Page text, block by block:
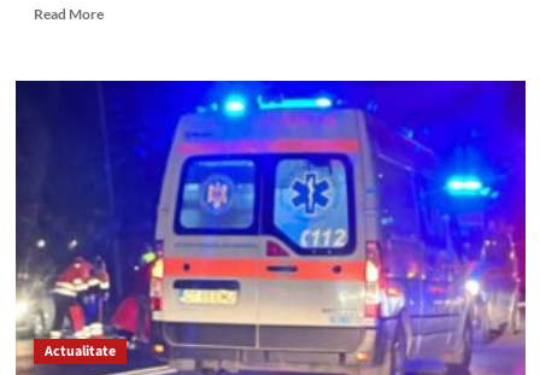
Read MoreRead
ALERTĂ
bărbat
amenință
că
se
aruncă.
Traficul
Actualitate